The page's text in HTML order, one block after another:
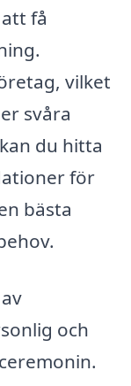
få
vilket
svåra
du hitta
för
bästa
och